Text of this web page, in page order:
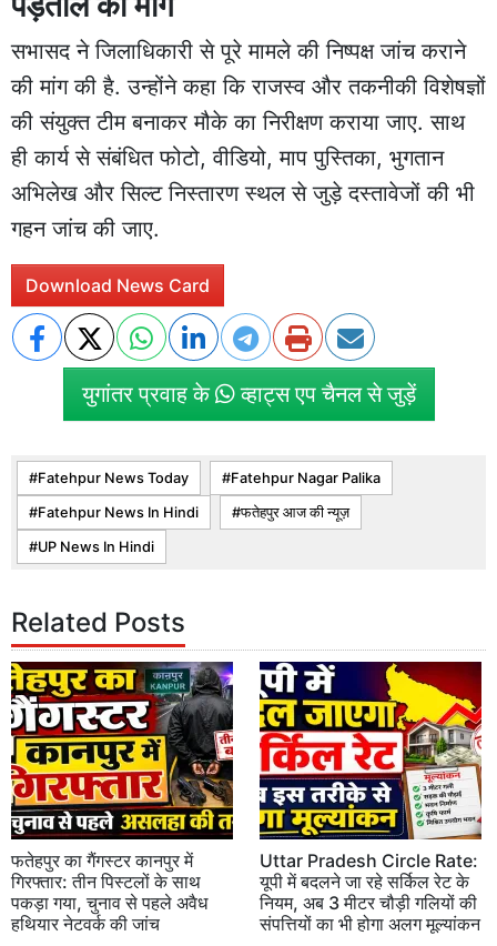
सभासद ने जिलाधिकारी से पूरे मामले की निष्पक्ष जांच कराने
की मांग की है. उन्होंने कहा कि राजस्व और तकनीकी विशेषज्ञों
की संयुक्त टीम बनाकर मौके का निरीक्षण कराया जाए. साथ
ही कार्य से संबंधित फोटो, वीडियो, माप पुस्तिका, भुगतान
अभिलेख और सिल्ट निस्तारण स्थल से जुड़े दस्तावेजों की भी
गहन जांच की जाए.
Download News Card
युगांतर प्रवाह के व्हाट्स एप चैनल से जुड़ें
Fatehpur News Today Fatehpur Nagar Palika
Fatehpur News In Hindi फतेहपुर आज की न्यूज़
UP News In Hindi
Related Posts
फतेहपुर का गैंगस्टर कानपुर में
गिरफ्तार: तीन पिस्टलों के साथ
पकड़ा गया, चुनाव से पहले अवैध
हथियार नेटवर्क की जांच
Uttar Pradesh Circle Rate:
यूपी में बदलने जा रहे सर्किल रेट के
नियम, अब 3 मीटर चौड़ी गलियों की
संपत्तियों का भी होगा अलग मूल्यांकन